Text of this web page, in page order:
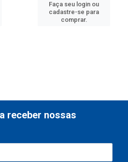
Faça seu login ou
cadastre-se para
comprar.
receber nossas